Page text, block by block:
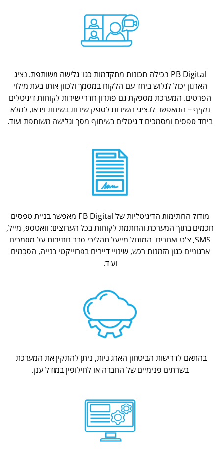
PB Digital מכילה תכונות מתקדמות כגון גלישה משותפת. נציג
הארגון יכול לגלוש ביחד עם הלקוח במסמך ולכוון אותו בעת מילוי
הפרטים. המערכת מספקת גם פתרון חדרי שירות לקוחות דיגיטלים
מקיף – המאפשר לנציגי השירות לספק שירות בשיחת וידאו, למלא
ביחד טפסים ומסמכים דיגיטלים בשיתוף מסך וגלישה משותפת ועוד.
מודול החתימות הדיגיטליות של PB Digital מאפשר בניית טפסים
חכמים בתוך המערכת והחתמת לקוחות בכל הערוצים: וואטספ, מייל,
SMS, צ'ט ואחרים. המודול מייעל תהליכי סבב חתימות על מסמכים
ארגוניים כגון הזמנות רכש, שינויי דיירים בפרוייקטי בנייה, הסכמים
ועוד.
בהתאם לדרישות הביטחון הארגוניות, ניתן להתקין את המערכת
בשרתים פנימיים של החברה או לחילופין במודל ענן.